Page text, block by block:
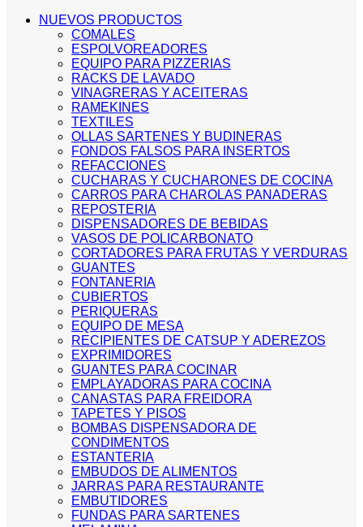
NUEVOS PRODUCTOS
COMALES
ESPOLVOREADORES
EQUIPO PARA PIZZERIAS
RACKS DE LAVADO
VINAGRERAS Y ACEITERAS
RAMEKINES
TEXTILES
OLLAS SARTENES Y BUDINERAS
FONDOS FALSOS PARA INSERTOS
REFACCIONES
CUCHARAS Y CUCHARONES DE COCINA
CARROS PARA CHAROLAS PANADERAS
REPOSTERIA
DISPENSADORES DE BEBIDAS
VASOS DE POLICARBONATO
CORTADORES PARA FRUTAS Y VERDURAS
GUANTES
FONTANERIA
CUBIERTOS
PERIQUERAS
EQUIPO DE MESA
RECIPIENTES DE CATSUP Y ADEREZOS
EXPRIMIDORES
GUANTES PARA COCINAR
EMPLAYADORAS PARA COCINA
CANASTAS PARA FREIDORA
TAPETES Y PISOS
BOMBAS DISPENSADORA DE
CONDIMENTOS
ESTANTERIA
EMBUDOS DE ALIMENTOS
JARRAS PARA RESTAURANTE
EMBUTIDORES
FUNDAS PARA SARTENES